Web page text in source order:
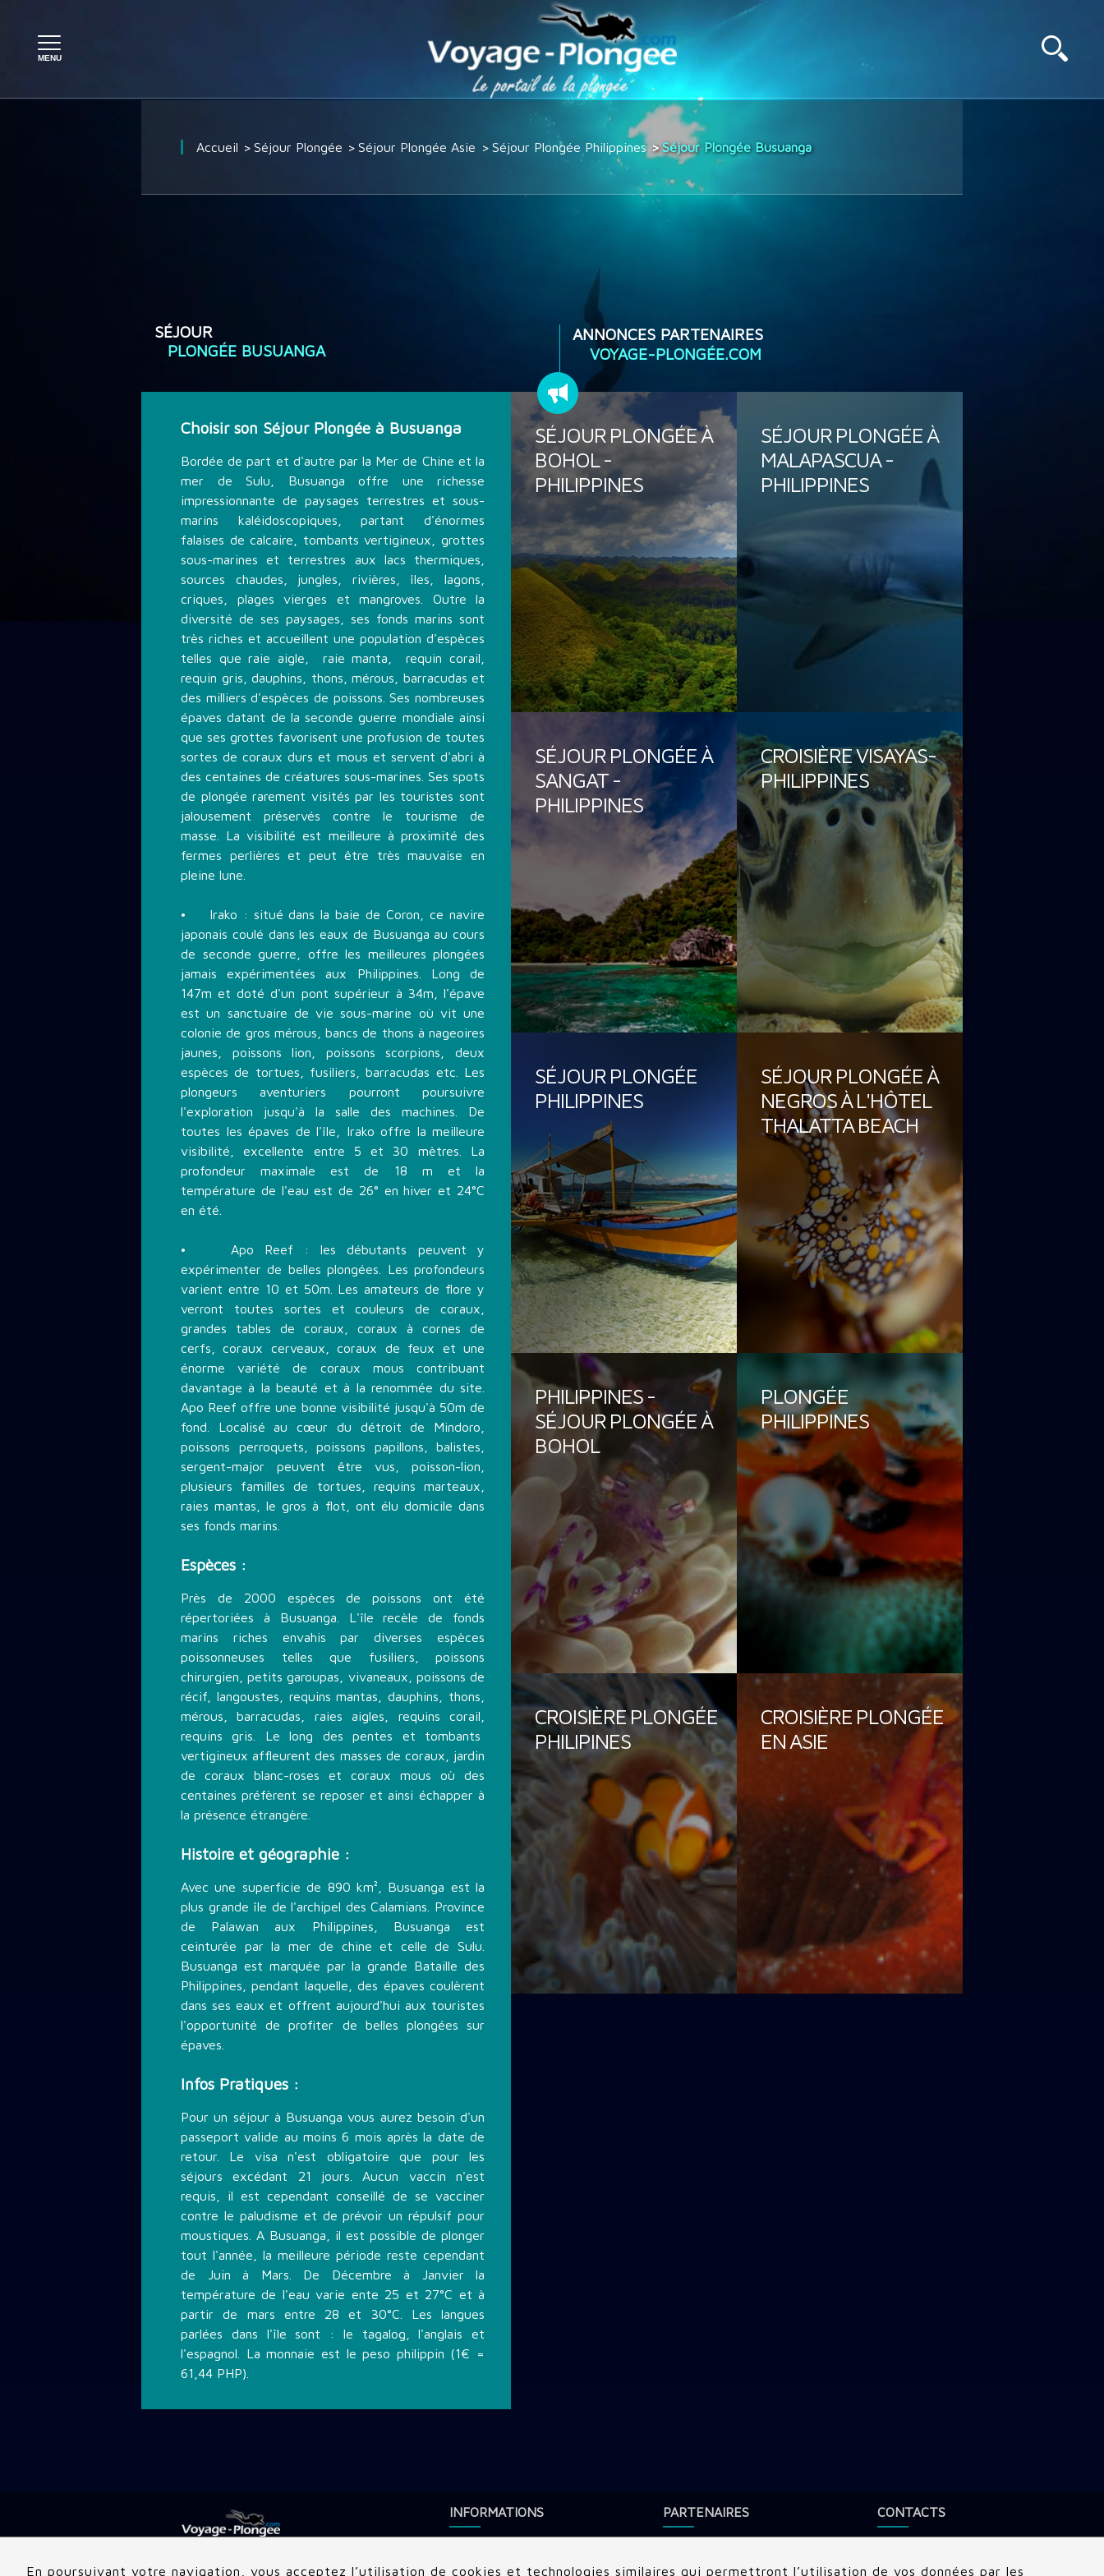
Accueil Séjour Plongée Séjour Plongée Asie Séjour Plongée Philippines Séjour Plongée Busuanga
SÉJOUR
PLONGÉE BUSUANGA
Choisir son Séjour Plongée à Busuanga
Bordée de part et d'autre par la Mer de Chine et la
mer de Sulu, Busuanga offre une richesse
impressionnante de paysages terrestres et sous-
marins kaléidoscopiques, partant d'énormes
falaises de calcaire, tombants vertigineux, grottes
sous-marines et terrestres aux lacs thermiques,
sources chaudes, jungles, rivières, îles, lagons,
criques, plages vierges et mangroves. Outre la
diversité de ses paysages, ses fonds marins sont
très riches et accueillent une population d'espèces
telles que raie aigle, raie manta, requin corail,
requin gris, dauphins, thons, mérous, barracudas et
des milliers d'espèces de poissons. Ses nombreuses
épaves datant de la seconde guerre mondiale ainsi
que ses grottes favorisent une profusion de toutes
sortes de coraux durs et mous et servent d'abri à
des centaines de créatures sous-marines. Ses spots
de plongée rarement visités par les touristes sont
jalousement préservés contre le tourisme de
masse. La visibilité est meilleure à proximité des
fermes perlières et peut être très mauvaise en
pleine lune.
• Irako : situé dans la baie de Coron, ce navire
japonais coulé dans les eaux de Busuanga au cours
de seconde guerre, offre les meilleures plongées
jamais expérimentées aux Philippines. Long de
147m et doté d'un pont supérieur à 34m, l'épave
est un sanctuaire de vie sous-marine où vit une
colonie de gros mérous, bancs de thons à nageoires
jaunes, poissons lion, poissons scorpions, deux
espèces de tortues, fusiliers, barracudas etc. Les
plongeurs aventuriers pourront poursuivre
l'exploration jusqu'à la salle des machines. De
toutes les épaves de l'île, Irako offre la meilleure
visibilité, excellente entre 5 et 30 mètres. La
profondeur maximale est de 18 m et la
température de l'eau est de 26° en hiver et 24°C
en été.
• Apo Reef : les débutants peuvent y
expérimenter de belles plongées. Les profondeurs
varient entre 10 et 50m. Les amateurs de flore y
verront toutes sortes et couleurs de coraux,
grandes tables de coraux, coraux à cornes de
cerfs, coraux cerveaux, coraux de feux et une
énorme variété de coraux mous contribuant
davantage à la beauté et à la renommée du site.
Apo Reef offre une bonne visibilité jusqu'à 50m de
fond. Localisé au cœur du détroit de Mindoro,
poissons perroquets, poissons papillons, balistes,
sergent-major peuvent être vus, poisson-lion,
plusieurs familles de tortues, requins marteaux,
raies mantas, le gros à flot, ont élu domicile dans
ses fonds marins.
Espèces :
Près de 2000 espèces de poissons ont été
répertoriées à Busuanga. L'île recèle de fonds
marins riches envahis par diverses espèces
poissonneuses telles que fusiliers, poissons
chirurgien, petits garoupas, vivaneaux, poissons de
récif, langoustes, requins mantas, dauphins, thons,
mérous, barracudas, raies aigles, requins corail,
requins gris. Le long des pentes et tombants
vertigineux affleurent des masses de coraux, jardin
de coraux blanc-roses et coraux mous où des
centaines préfèrent se reposer et ainsi échapper à
la présence étrangère.
Histoire et géographie :
Avec une superficie de 890 km², Busuanga est la
plus grande île de l'archipel des Calamians. Province
de Palawan aux Philippines, Busuanga est
ceinturée par la mer de chine et celle de Sulu.
Busuanga est marquée par la grande Bataille des
Philippines, pendant laquelle, des épaves coulèrent
dans ses eaux et offrent aujourd'hui aux touristes
l'opportunité de profiter de belles plongées sur
épaves.
Infos Pratiques :
Pour un séjour à Busuanga vous aurez besoin d'un
passeport valide au moins 6 mois après la date de
retour. Le visa n'est obligatoire que pour les
séjours excédant 21 jours. Aucun vaccin n'est
requis, il est cependant conseillé de se vacciner
contre le paludisme et de prévoir un répulsif pour
moustiques. A Busuanga, il est possible de plonger
tout l'année, la meilleure période reste cependant
de Juin à Mars. De Décembre à Janvier la
température de l'eau varie ente 25 et 27°C et à
partir de mars entre 28 et 30°C. Les langues
parlées dans l'île sont : le tagalog, l'anglais et
l'espagnol. La monnaie est le peso philippin (1€ =
61,44 PHP).
ANNONCES PARTENAIRES
VOYAGE-PLONGÉE.COM
SÉJOUR PLONGÉE À
BOHOL -
PHILIPPINES
SÉJOUR PLONGÉE À
MALAPASCUA -
PHILIPPINES
SÉJOUR PLONGÉE À
SANGAT -
PHILIPPINES
CROISIÈRE VISAYAS-
PHILIPPINES
SÉJOUR PLONGÉE
PHILIPPINES
SÉJOUR PLONGÉE À
NEGROS À L'HÔTEL
THALATTA BEACH
PHILIPPINES -
SÉJOUR PLONGÉE À
BOHOL
PLONGÉE
PHILIPPINES
CROISIÈRE PLONGÉE
PHILIPINES
CROISIÈRE PLONGÉE
EN ASIE
INFORMATIONS
Conditions générales d'utilisation
PARTENAIRES
Dune World
CONTACTS
En poursuivant votre navigation, vous acceptez l’utilisation de cookies et technologies similaires qui permettront l’utilisation de vos données par les